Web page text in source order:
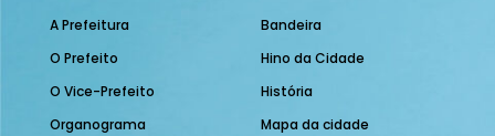
A Prefeitura
O Prefeito
O Vice-Prefeito
Organograma
Bandeira
Hino da Cidade
História
Mapa da cidade